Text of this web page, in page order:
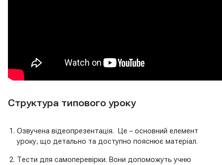
Cтруктура типового уроку
Озвучена відеопрезентація. Це – основний елемент
уроку, що детально та доступно пояснює матеріал.
Тести для самоперевірки. Вони допоможуть учню